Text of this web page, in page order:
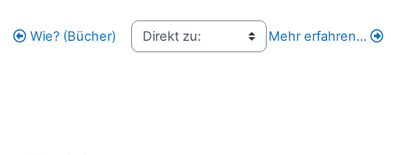
Wie? (Bücher) Mehr erfahren...